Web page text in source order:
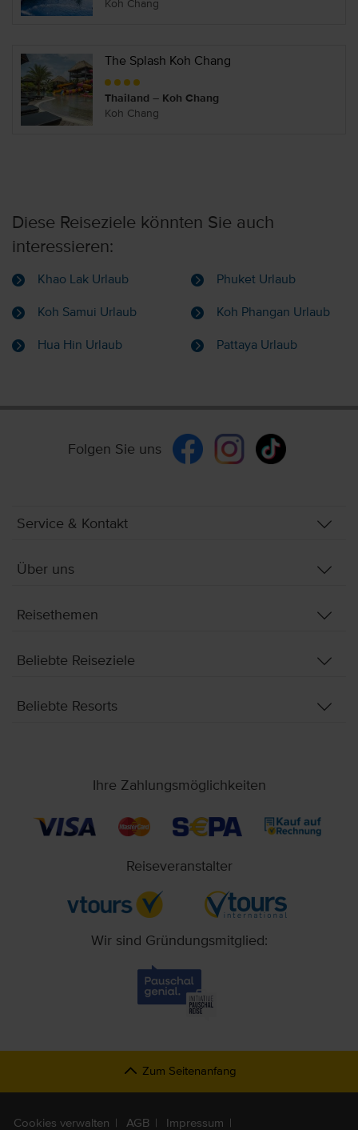
Koh Chang
The Splash Koh Chang
Thailand – Koh Chang
Koh Chang
Diese Reiseziele könnten Sie auch
interessieren:
Khao Lak Urlaub Phuket Urlaub
Koh Samui Urlaub Koh Phangan Urlaub
Hua Hin Urlaub Pattaya Urlaub
Folgen Sie uns
Service & Kontakt
Über uns
Reisethemen
Beliebte Reiseziele
Beliebte Resorts
Ihre Zahlungsmöglichkeiten
Reiseveranstalter
Wir sind Gründungsmitglied:
Zum Seitenanfang
Cookies verwalten AGB Impressum